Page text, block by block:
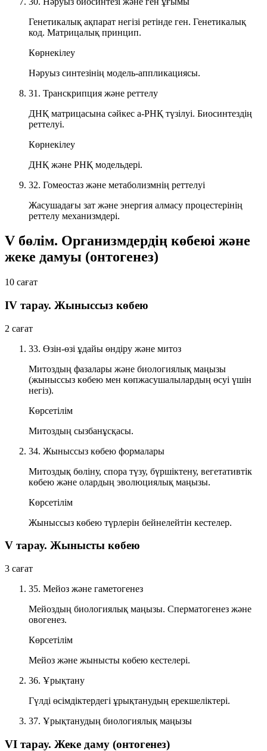
Генетикалық ақпарат негізі ретінде ген. Генетикалық
код. Матрицалық принцип.
Көрнекілеу
Нәруыз синтезінің модель-аппликациясы.
31. Транскрипция және реттелу
ДНҚ матрицасына сәйкес а-РНҚ түзілуі. Биосинтездің
реттелуі.
Көрнекілеу
ДНҚ және РНҚ модельдері.
32. Гомеостаз және метаболизмнің реттелуі
Жасушадағы зат және энергия алмасу процестерінің
реттелу механизмдері.
V бөлім. Организмдердің көбеюі және
жеке дамуы (онтогенез)
10 сағат
IV тарау. Жыныссыз көбею
2 сағат
33. Өзін-өзі ұдайы өндіру және митоз
Митоздың фазалары және биологиялық маңызы
(жыныссыз көбею мен көпжасушалылардың өсуі үшін
негіз).
Көрсетілім
Митоздың сызбанұсқасы.
34. Жыныссыз көбею формалары
Митоздық бөліну, спора түзу, бүршіктену, вегетативтік
көбею және олардың эволюциялық маңызы.
Көрсетілім
Жыныссыз көбею түрлерін бейнелейтін кестелер.
V тарау. Жынысты көбею
3 сағат
35. Мейоз және гаметогенез
Мейоздың биологиялық маңызы. Сперматогенез және
овогенез.
Көрсетілім
Мейоз және жынысты көбею кестелері.
36. Ұрықтану
Гүлді өсімдіктердегі ұрықтанудың ерекшеліктері.
37. Ұрықтанудың биологиялық маңызы
VI тарау. Жеке даму (онтогенез)